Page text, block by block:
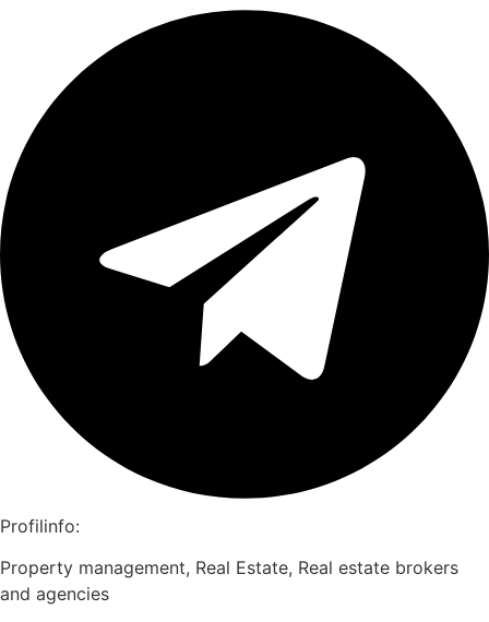
Profilinfo:
Property management, Real Estate, Real estate brokers
and agencies